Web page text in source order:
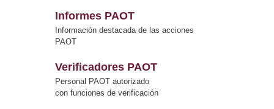
Informes PAOT
Información destacada de las acciones
PAOT
Verificadores PAOT
Personal PAOT autorizado
con funciones de verificación